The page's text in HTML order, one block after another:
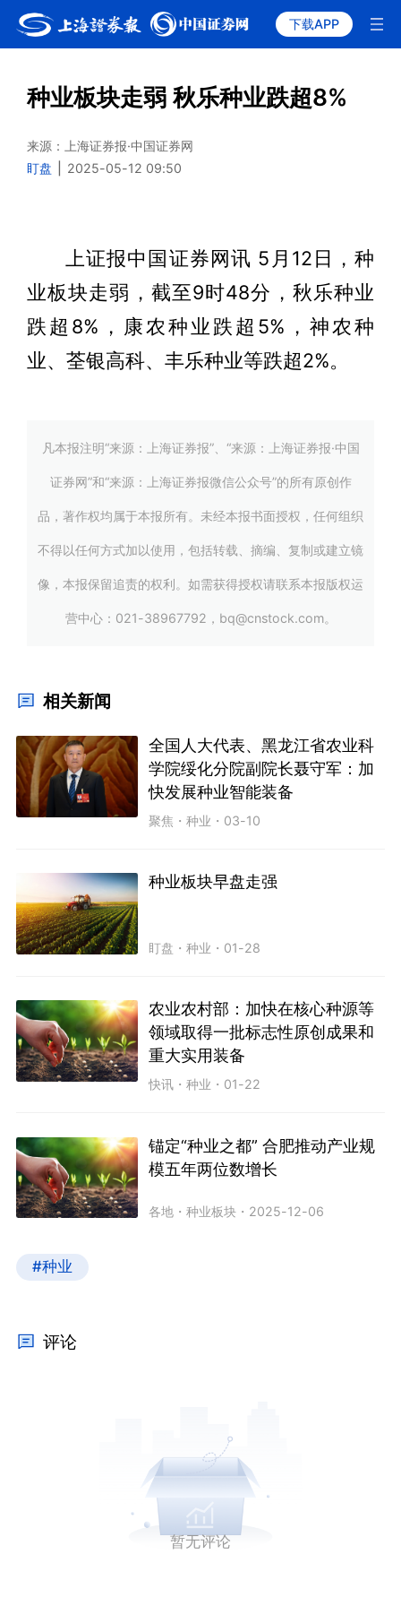
下载APP
种业板块走弱 秋乐种业跌超8%
来源：上海证券报·中国证券网
盯盘
2025-05-12 09:50
上证报中国证券网讯 5月12日，种
业板块走弱，截至9时48分，秋乐种业
跌超8%，康农种业跌超5%，神农种
业、荃银高科、丰乐种业等跌超2%。
凡本报注明“来源：上海证券报”、“来源：上海证券报·中国
证券网”和“来源：上海证券报微信公众号”的所有原创作
品，著作权均属于本报所有。未经本报书面授权，任何组织
不得以任何方式加以使用，包括转载、摘编、复制或建立镜
像，本报保留追责的权利。如需获得授权请联系本报版权运
营中心：021-38967792，bq@cnstock.com。
相关新闻
全国人大代表、黑龙江省农业科
学院绥化分院副院长聂守军：加
快发展种业智能装备
聚焦 ・种业 ・ 03-10
种业板块早盘走强
盯盘 ・种业 ・ 01-28
农业农村部：加快在核心种源等
领域取得一批标志性原创成果和
重大实用装备
快讯 ・种业 ・ 01-22
锚定“种业之都” 合肥推动产业规
模五年两位数增长
各地 ・种业板块 ・ 2025-12-06
#种业
评论
暂无评论